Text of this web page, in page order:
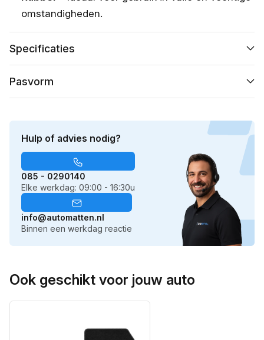
omstandigheden.
Specificaties
Pasvorm
Hulp of advies nodig?
085 - 0290140
Elke werkdag: 09:00 - 16:30u
info@automatten.nl
Binnen een werkdag reactie
Ook geschikt voor jouw auto